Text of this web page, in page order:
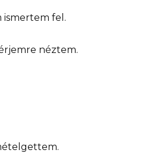
ismertem fel.
néztem.